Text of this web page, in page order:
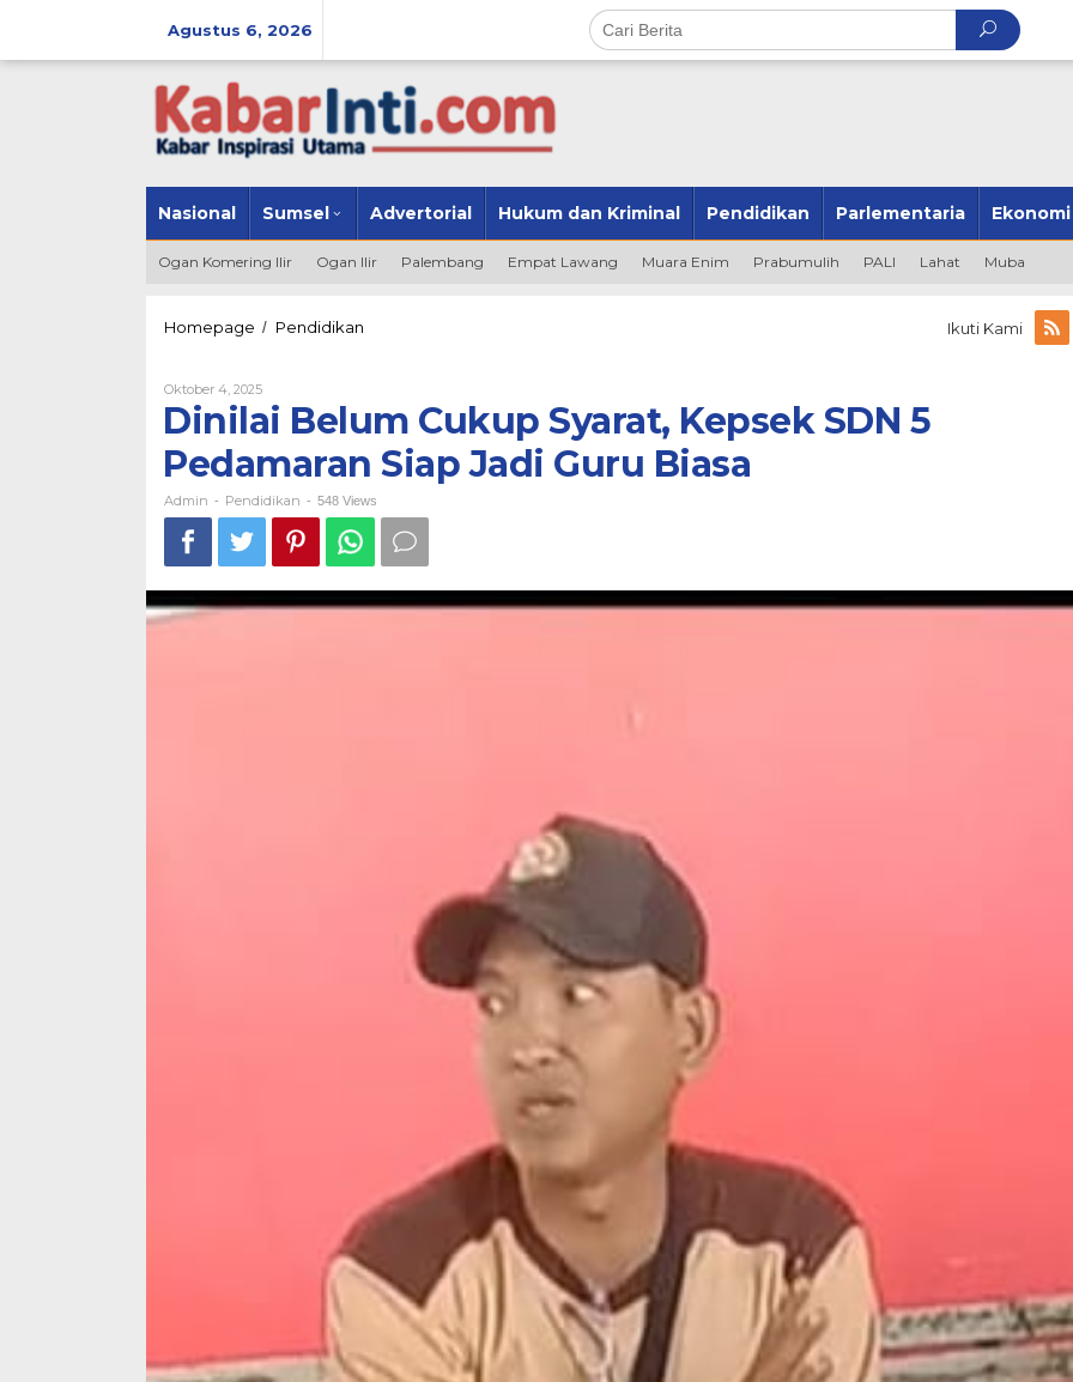
Agustus 6, 2026
Nasional Sumsel Advertorial Hukum dan Kriminal Pendidikan Parlementaria Ekonomi
Ogan Komering Ilir Ogan Ilir Palembang Empat Lawang Muara Enim Prabumulih PALI Lahat Muba
Homepage / Pendidikan
Kepsek
SDN
5
Pedamaran
Siap
Jadi
Guru
Biasa
Ikuti Kami
Oktober 4, 2025
Admin
Dinilai Belum Cukup Syarat, Kepsek SDN 5
Pedamaran Siap Jadi Guru Biasa
Admin - Pendidikan - 548 Views